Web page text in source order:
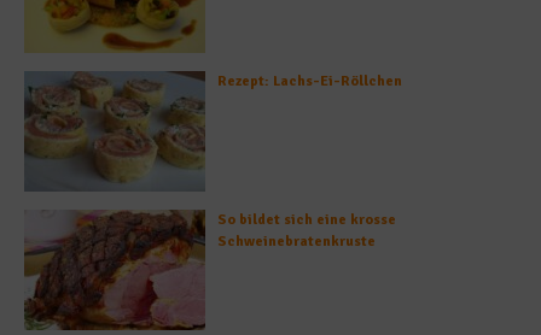
Rezept: Lachs-Ei-Röllchen
So bildet sich eine krosse
Schweinebratenkruste